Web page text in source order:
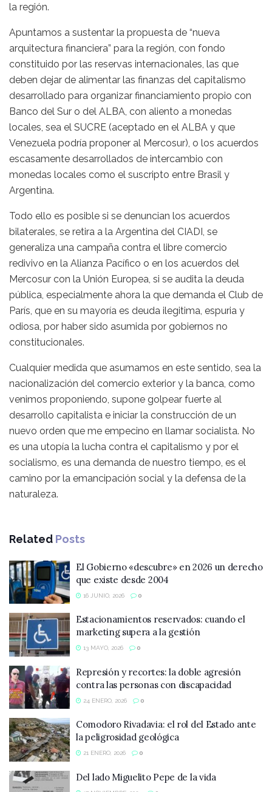
la región.
Apuntamos a sustentar la propuesta de “nueva
arquitectura financiera” para la región, con fondo
constituido por las reservas internacionales, las que
deben dejar de alimentar las finanzas del capitalismo
desarrollado para organizar financiamiento propio con
Banco del Sur o del ALBA, con aliento a monedas
locales, sea el SUCRE (aceptado en el ALBA y que
Venezuela podría proponer al Mercosur), o los acuerdos
escasamente desarrollados de intercambio con
monedas locales como el suscripto entre Brasil y
Argentina.
Todo ello es posible si se denuncian los acuerdos
bilaterales, se retira a la Argentina del CIADI, se
generaliza una campaña contra el libre comercio
redivivo en la Alianza Pacífico o en los acuerdos del
Mercosur con la Unión Europea, si se audita la deuda
pública, especialmente ahora la que demanda el Club de
París, que en su mayoría es deuda ilegitima, espuria y
odiosa, por haber sido asumida por gobiernos no
constitucionales.
Cualquier medida que asumamos en este sentido, sea la
nacionalización del comercio exterior y la banca, como
venimos proponiendo, supone golpear fuerte al
desarrollo capitalista e iniciar la construcción de un
nuevo orden que me empecino en llamar socialista. No
es una utopía la lucha contra el capitalismo y por el
socialismo, es una demanda de nuestro tiempo, es el
camino por la emancipación social y la defensa de la
naturaleza.
Related Posts
El Gobierno «descubre» en 2026 un derecho
que existe desde 2004
16 JUNIO, 2026 0
Estacionamientos reservados: cuando el
marketing supera a la gestión
13 MAYO, 2026 0
Represión y recortes: la doble agresión
contra las personas con discapacidad
24 ENERO, 2026 0
Comodoro Rivadavia: el rol del Estado ante
la peligrosidad geológica
21 ENERO, 2026 0
Del lado Miguelito Pepe de la vida